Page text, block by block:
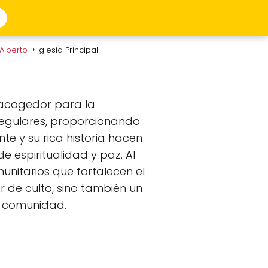
Iglesia Principal
para la
proporcionando
y su rica historia hacen
espiritualidad y paz. Al
que fortalecen el
de culto, sino también un